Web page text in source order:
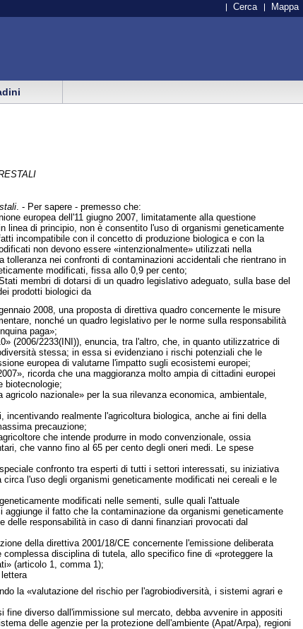
Cerca Mappa
. - Per sapere - premesso che:
europea dell'11 giugno 2007, limitatamente alla questione
di principio, non è consentito l'uso di organismi geneticamente
incompatibile con il concetto di produzione biologica e con la
non devono essere «intenzionalmente» utilizzati nella
nei confronti di contaminazioni accidentali che rientrano in
modificati, fissa allo 0,9 per cento;
membri di dotarsi di un quadro legislativo adeguato, sulla base del
prodotti biologici da
2008, una proposta di direttiva quadro concernente le misure
nonché un quadro legislativo per le norme sulla responsabilità
paga»;
(2006/2233(INI)), enuncia, tra l'altro, che, in quanto utilizzatrice di
stessa; in essa si evidenziano i rischi potenziali che le
europea di valutarne l'impatto sugli ecosistemi europei;
ricorda che una maggioranza molto ampia di cittadini europei
biotecnologie;
nazionale» per la sua rilevanza economica, ambientale,
realmente l'agricoltura biologica, anche ai fini della
precauzione;
che intende produrre in modo convenzionale, ossia
che vanno fino al 65 per cento degli oneri medi. Le spese
confronto tra esperti di tutti i settori interessati, su iniziativa
l'uso degli organismi geneticamente modificati nei cereali e le
modificati nelle sementi, sulle quali l'attuale
il fatto che la contaminazione da organismi geneticamente
responsabilità in caso di danni finanziari provocati dal
della direttiva 2001/18/CE concernente l'emissione deliberata
disciplina di tutela, allo specifico fine di «proteggere la
(articolo 1, comma 1);
la «valutazione del rischio per l'agrobiodiversità, i sistemi agrari e
diverso dall'immissione sul mercato, debba avvenire in appositi
delle agenzie per la protezione dell'ambiente (Apat/Arpa), regioni